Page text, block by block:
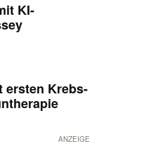
KI-
ersten Krebs-
ANZEIGE